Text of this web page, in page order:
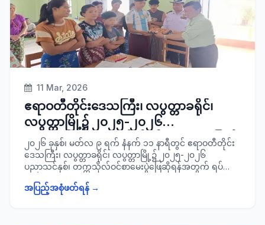
11 Mar, 2026
ဧရာဝတီတိုင်းဒေသကြီး၊ လပွတ္တာခရိုင်၊
လပွတ္တာမြို့၌ ၂၀၂၅-၂၀၂၆
ပညာသင်နှစ်၊ တက္ကသိုလ်ဝင် စာမေးပွဲဖြေဆို
ရန်အတွက် ရပ်ဝေးဒေသမှ လာရောက်
တည်းခိုနေထိုင်လျက်ရှိသည့် ကျောင်းသား/
သူများနှင့် မိဘများအား သွားရောက်တွေ့ဆုံ
၂၀၂၆ ခုနှစ်၊ မတ်လ ၉ ရက် နံနက် ၁၁ နာရီတွင် ဧရာဝတီတိုင်း
ဒေသကြီး၊ လပွတ္တာခရိုင်၊ လပွတ္တာမြို့၌ ၂၀၂၅-၂၀၂၆
ပညာသင်နှစ်၊ တက္ကသိုလ်ဝင်စာမေးပွဲဖြေဆိုရန်အတွက် ရပ်ဝေး
သူများနှင့် မိဘများအား ခရိုင်စီမံခန့်ခွဲရေးနှင့် အုပ်ချုပ်ရေး
အပြည့်အစုံဖတ်ရန် →